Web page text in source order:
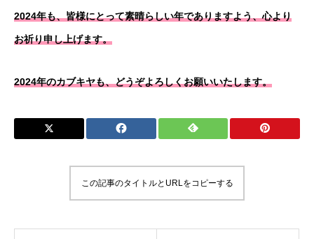
2024年も、皆様にとって素晴らしい年でありますよう、心より
お祈り申し上げます。
2024年のカブキヤも、どうぞよろしくお願いいたします。
この記事のタイトルとURLをコピーする